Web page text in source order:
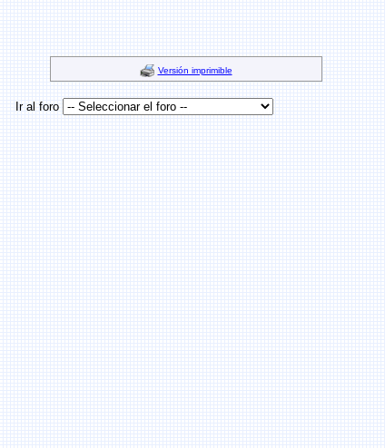
Versión imprimible
Ir al foro